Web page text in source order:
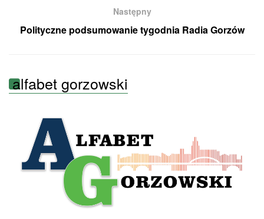
Następny
Polityczne podsumowanie tygodnia Radia Gorzów
alfabet gorzowski